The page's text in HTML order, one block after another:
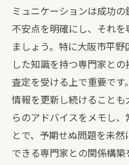
ミュニケーションは成功
不安点を明確にし、それ
ましょう。特に大阪市平
した知識を持つ専門家と
査定を受ける上で重要です
情報を更新し続けること
らのアドバイスをメモし
とで、予期せぬ問題を未
できる専門家との関係構